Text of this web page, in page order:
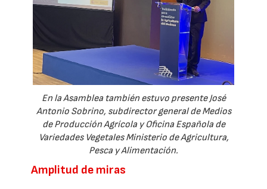
En la Asamblea también estuvo presente José
Antonio Sobrino, subdirector general de Medios
de Producción Agrícola y Oficina Española de
Variedades Vegetales Ministerio de Agricultura,
Pesca y Alimentación.
Amplitud de miras